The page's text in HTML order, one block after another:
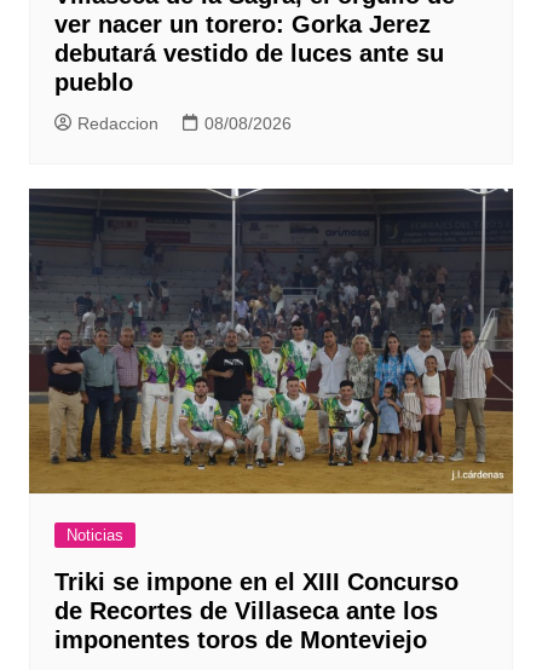
ver nacer un torero: Gorka Jerez
debutará vestido de luces ante su
pueblo
Redaccion 08/08/2026
Noticias
Triki se impone en el XIII Concurso
de Recortes de Villaseca ante los
imponentes toros de Monteviejo